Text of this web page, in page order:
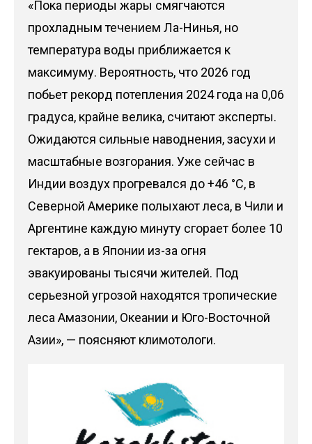
«Пока периоды жары смягчаются
прохладным течением Ла-Нинья, но
температура воды приближается к
максимуму. Вероятность, что 2026 год
побьет рекорд потепления 2024 года на 0,06
градуса, крайне велика, считают эксперты.
Ожидаются сильные наводнения, засухи и
масштабные возгорания. Уже сейчас в
Индии воздух прогревался до +46 °С, в
Северной Америке полыхают леса, в Чили и
Аргентине каждую минуту сгорает более 10
гектаров, а в Японии из-за огня
эвакуированы тысячи жителей. Под
серьезной угрозой находятся тропические
леса Амазонии, Океании и Юго-Восточной
Азии», — поясняют климотологи.